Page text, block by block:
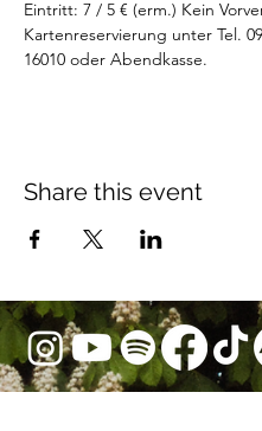
Eintritt: 7 / 5 € (erm.) Kein
Kartenreservierung unter Tel.
16010 oder Abendkasse.
Share this event